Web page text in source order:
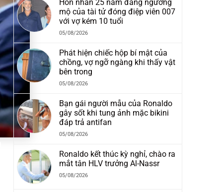
Hôn nhân 25 năm đáng ngưỡng
mộ của tài tử đóng điệp viên 007
với vợ kém 10 tuổi
05/08/2026
Phát hiện chiếc hộp bí mật của
chồng, vợ ngỡ ngàng khi thấy vật
bên trong
05/08/2026
Bạn gái người mẫu của Ronaldo
gây sốt khi tung ảnh mặc bikini
đáp trả antifan
05/08/2026
Ronaldo kết thúc kỳ nghỉ, chào ra
mắt tân HLV trưởng Al-Nassr
05/08/2026